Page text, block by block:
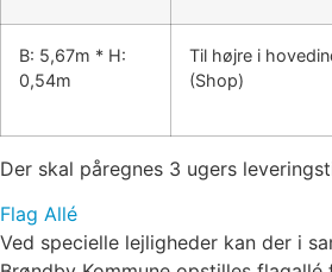
B: 5,67m * H:
0,54m
Til højre i
(Shop)
Der skal påregnes 3 ugers
Flag Allé
Ved specielle lejligheder kan der i